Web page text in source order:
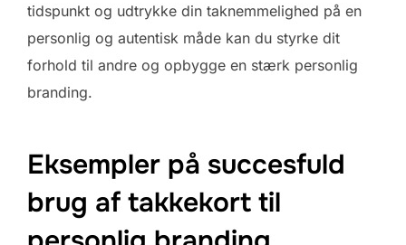
tidspunkt og udtrykke din taknemmelighed på en
personlig og autentisk måde kan du styrke dit
forhold til andre og opbygge en stærk personlig
branding.
Eksempler på succesfuld
brug af takkekort til